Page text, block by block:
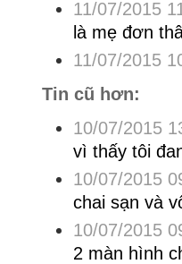
11/07/2015
là mẹ đơn
11/07/2015
Tin cũ hơn:
10/07/2015
vì thấy tôi
10/07/2015
chai sạn và
10/07/2015
2 màn hình